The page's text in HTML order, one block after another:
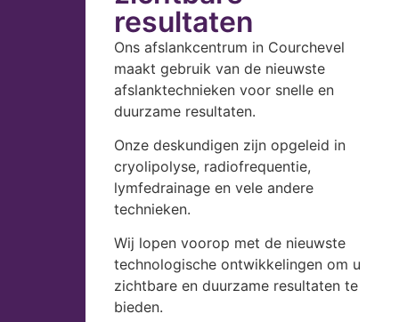
resultaten
Ons afslankcentrum in Courchevel
maakt gebruik van de nieuwste
afslanktechnieken voor snelle en
duurzame resultaten.
Onze deskundigen zijn opgeleid in
cryolipolyse, radiofrequentie,
lymfedrainage en vele andere
technieken.
Wij lopen voorop met de nieuwste
technologische ontwikkelingen om u
zichtbare en duurzame resultaten te
bieden.